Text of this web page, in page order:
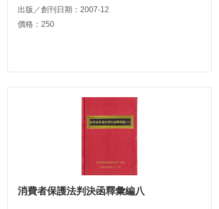
出版／創刊日期：2007-12
價格：250
消費者保護法判決函釋彙編八